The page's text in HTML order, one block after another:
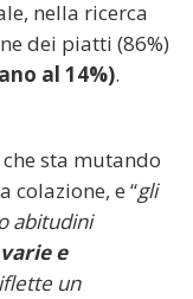
nella ricerca
dei piatti (86%)
al 14%).
sta mutando
colazione, e “gli
abitudini
e
un